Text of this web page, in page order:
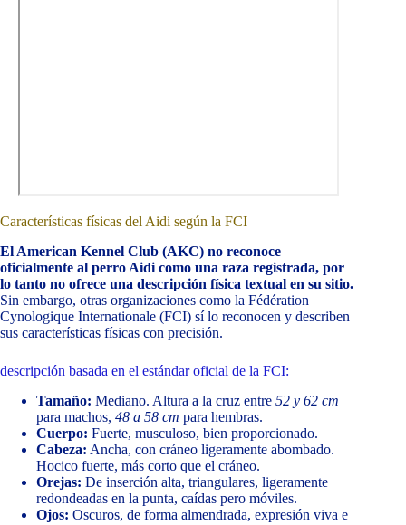
Características físicas del Aidi según la FCI
El American Kennel Club (AKC) no reconoce
oficialmente al perro Aidi como una raza registrada, por
lo tanto no ofrece una descripción física textual en su sitio.
Sin embargo, otras organizaciones como la Fédération
Cynologique Internationale (FCI) sí lo reconocen y describen
sus características físicas con precisión.
descripción basada en el estándar oficial de la FCI:
Tamaño: Mediano. Altura a la cruz entre 52 y 62 cm
para machos, 48 a 58 cm para hembras.
Cuerpo: Fuerte, musculoso, bien proporcionado.
Cabeza: Ancha, con cráneo ligeramente abombado.
Hocico fuerte, más corto que el cráneo.
Orejas: De inserción alta, triangulares, ligeramente
redondeadas en la punta, caídas pero móviles.
Ojos: Oscuros, de forma almendrada, expresión viva e